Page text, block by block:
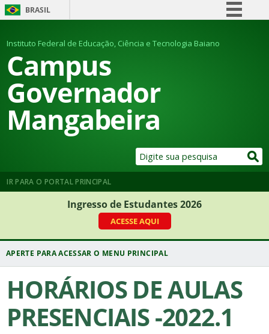
BRASIL
Comunica BR
Acesso à informação
Instituto Federal de Educação, Ciência e Tecnologia Baiano
Campus
Governador
Mangabeira
IR PARA O PORTAL PRINCIPAL
Ingresso de Estudantes 2026
ACESSE AQUI
HORÁRIOS DE AULAS
PRESENCIAIS -2022.1